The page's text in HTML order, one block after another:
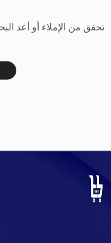
تحقق من الإملاء أو أعد